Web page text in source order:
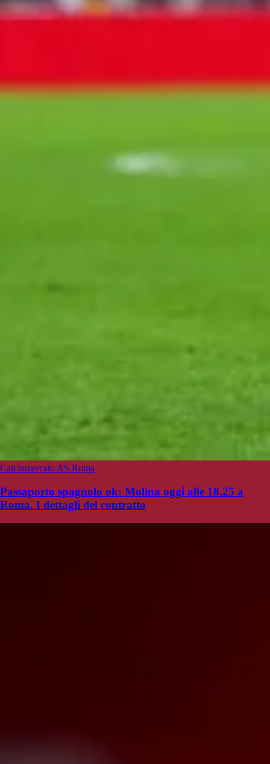
Calciomercato AS Roma
Passaporto spagnolo ok: Molina oggi alle 18.25 a
Roma. I dettagli del contratto